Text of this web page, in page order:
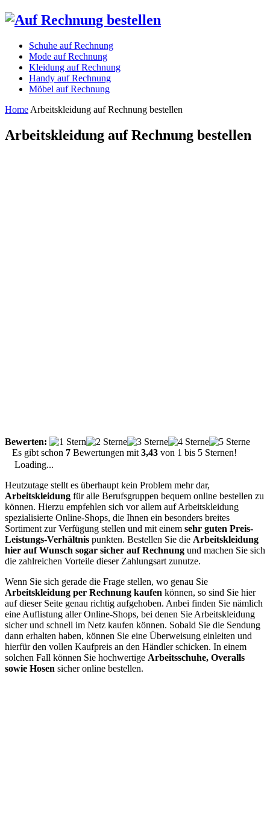
Schuhe auf Rechnung
Mode auf Rechnung
Kleidung auf Rechnung
Handy auf Rechnung
Möbel auf Rechnung
Home Arbeitskleidung auf Rechnung bestellen
Arbeitskleidung auf Rechnung bestellen
Bewerten:
Es gibt schon 7 Bewertungen mit 3,43 von 1 bis 5 Sternen!
Loading...
Heutzutage stellt es überhaupt kein Problem mehr dar,
Arbeitskleidung für alle Berufsgruppen bequem online bestellen zu
können. Hierzu empfehlen sich vor allem auf Arbeitskleidung
spezialisierte Online-Shops, die Ihnen ein besonders breites
Sortiment zur Verfügung stellen und mit einem sehr guten Preis-
Leistungs-Verhältnis punkten. Bestellen Sie die Arbeitskleidung
hier auf Wunsch sogar sicher auf Rechnung und machen Sie sich
die zahlreichen Vorteile dieser Zahlungsart zunutze.
Wenn Sie sich gerade die Frage stellen, wo genau Sie
Arbeitskleidung per Rechnung kaufen können, so sind Sie hier
auf dieser Seite genau richtig aufgehoben. Anbei finden Sie nämlich
eine Auflistung aller Online-Shops, bei denen Sie Arbeitskleidung
sicher und schnell im Netz kaufen können. Sobald Sie die Sendung
dann erhalten haben, können Sie eine Überweisung einleiten und
hierfür den vollen Kaufpreis an den Händler schicken. In einem
solchen Fall können Sie hochwertige Arbeitsschuhe, Overalls
sowie Hosen sicher online bestellen.